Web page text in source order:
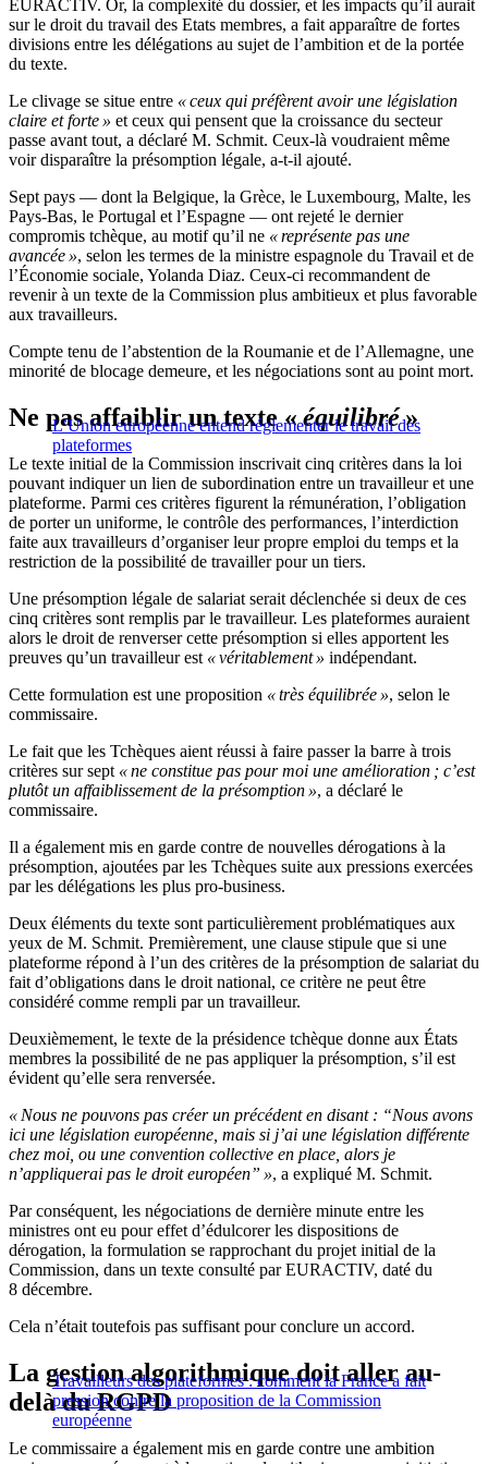
EURACTIV. Or, la complexité du dossier, et les impacts qu’il aurait
sur le droit du travail des Etats membres, a fait apparaître de fortes
divisions entre les délégations au sujet de l’ambition et de la portée
du texte.
Le clivage se situe entre « ceux qui préfèrent avoir une législation
claire et forte » et ceux qui pensent que la croissance du secteur
passe avant tout, a déclaré M. Schmit. Ceux-là voudraient même
voir disparaître la présomption légale, a-t-il ajouté.
Sept pays — dont la Belgique, la Grèce, le Luxembourg, Malte, les
Pays-Bas, le Portugal et l’Espagne — ont rejeté le dernier
compromis tchèque, au motif qu’il ne « représente pas une
avancée », selon les termes de la ministre espagnole du Travail et de
l’Économie sociale, Yolanda Diaz. Ceux-ci recommandent de
revenir à un texte de la Commission plus ambitieux et plus favorable
aux travailleurs.
Compte tenu de l’abstention de la Roumanie et de l’Allemagne, une
minorité de blocage demeure, et les négociations sont au point mort.
L’Union européenne entend réglementer le travail des
plateformes
Ne pas affaiblir un texte «équilibré»
Le texte initial de la Commission inscrivait cinq critères dans la loi
pouvant indiquer un lien de subordination entre un travailleur et une
plateforme. Parmi ces critères figurent la rémunération, l’obligation
de porter un uniforme, le contrôle des performances, l’interdiction
faite aux travailleurs d’organiser leur propre emploi du temps et la
restriction de la possibilité de travailler pour un tiers.
Une présomption légale de salariat serait déclenchée si deux de ces
cinq critères sont remplis par le travailleur. Les plateformes auraient
alors le droit de renverser cette présomption si elles apportent les
preuves qu’un travailleur est « véritablement » indépendant.
Cette formulation est une proposition « très équilibrée », selon le
commissaire.
Le fait que les Tchèques aient réussi à faire passer la barre à trois
critères sur sept « ne constitue pas pour moi une amélioration ; c’est
plutôt un affaiblissement de la présomption », a déclaré le
commissaire.
Il a également mis en garde contre de nouvelles dérogations à la
présomption, ajoutées par les Tchèques suite aux pressions exercées
par les délégations les plus pro-business.
Deux éléments du texte sont particulièrement problématiques aux
yeux de M. Schmit. Premièrement, une clause stipule que si une
plateforme répond à l’un des critères de la présomption de salariat du
fait d’obligations dans le droit national, ce critère ne peut être
considéré comme rempli par un travailleur.
Deuxièmement, le texte de la présidence tchèque donne aux États
membres la possibilité de ne pas appliquer la présomption, s’il est
évident qu’elle sera renversée.
« Nous ne pouvons pas créer un précédent en disant : “Nous avons
ici une législation européenne, mais si j’ai une législation différente
chez moi, ou une convention collective en place, alors je
n’appliquerai pas le droit européen” », a expliqué M. Schmit.
Par conséquent, les négociations de dernière minute entre les
ministres ont eu pour effet d’édulcorer les dispositions de
dérogation, la formulation se rapprochant du projet initial de la
Commission, dans un texte consulté par EURACTIV, daté du
8 décembre.
Cela n’était toutefois pas suffisant pour conclure un accord.
Travailleurs des plateformes : comment la France a fait
pression contre la proposition de la Commission
européenne
La gestion algorithmique doit aller au-
delà du RGPD
Le commissaire a également mis en garde contre une ambition